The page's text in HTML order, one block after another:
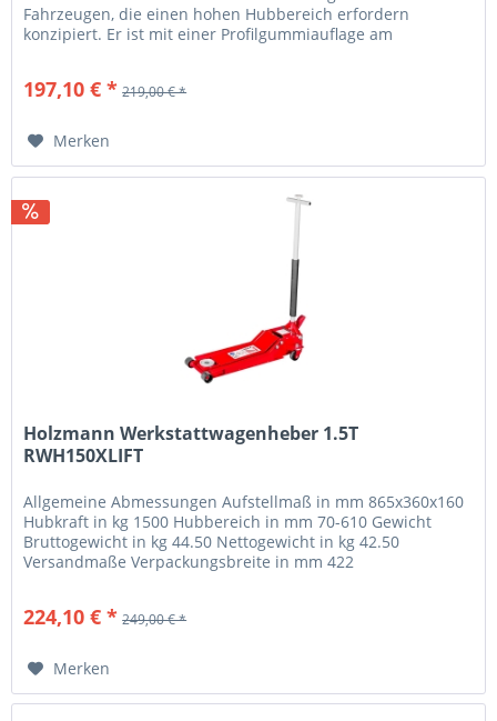
Fahrzeugen, die einen hohen Hubbereich erfordern
konzipiert. Er ist mit einer Profilgummiauflage am
197,10 € * 219,00 € *
Merken
Holzmann Werkstattwagenheber 1.5T
RWH150XLIFT
Allgemeine Abmessungen Aufstellmaß in mm 865x360x160
Hubkraft in kg 1500 Hubbereich in mm 70-610 Gewicht
Bruttogewicht in kg 44.50 Nettogewicht in kg 42.50
Versandmaße Verpackungsbreite in mm 422
224,10 € * 249,00 € *
Merken